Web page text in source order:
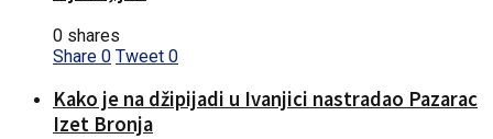
0 shares
Share 0 Tweet 0
Kako je na džipijadi u Ivanjici nastradao Pazarac
Izet Bronja